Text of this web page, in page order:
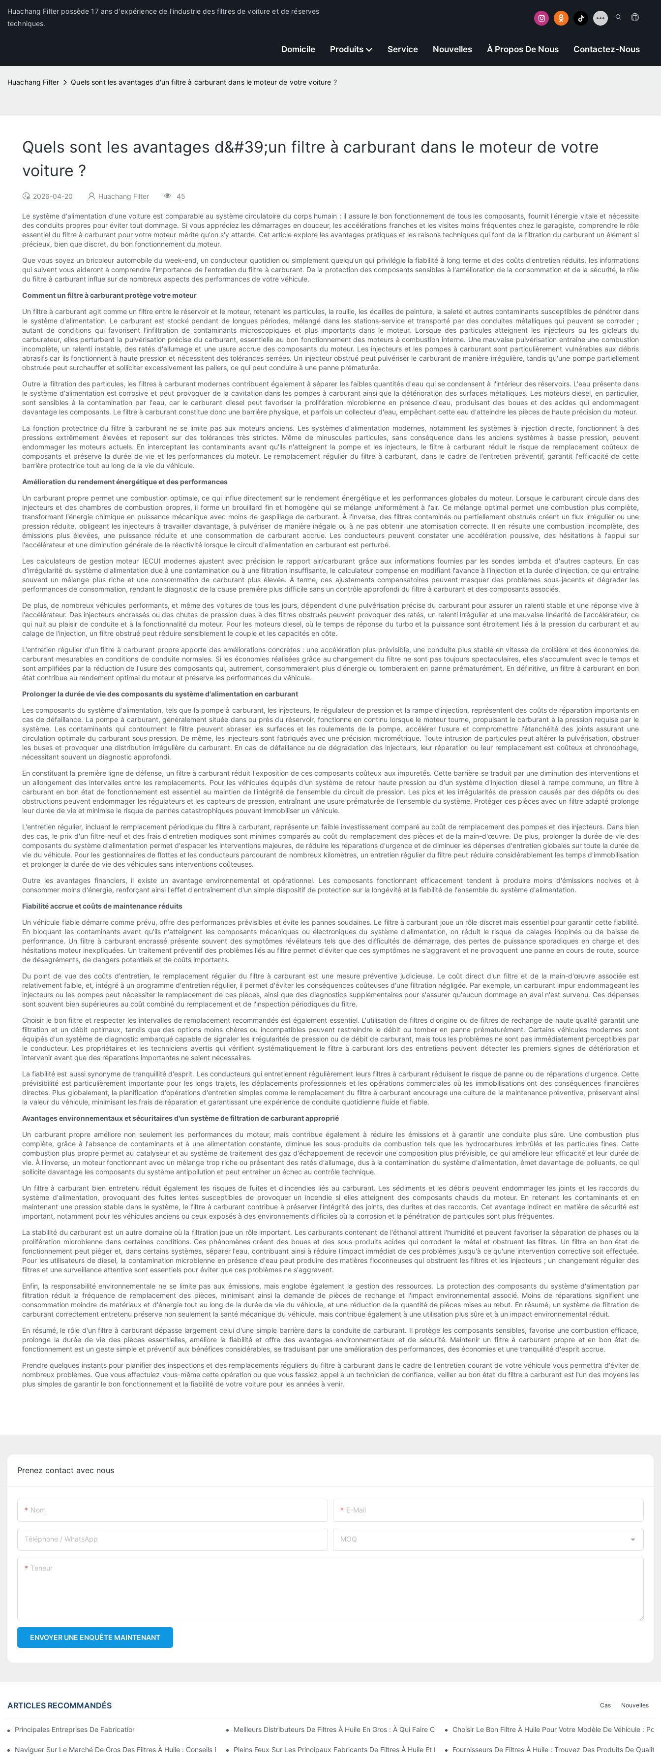
Huachang Filter possède 17 ans d'expérience de l'industrie des filtres de voiture et de réserves
techniques.
Domicile Produits Service Nouvelles À Propos De Nous Contactez-Nous
Huachang Filter Quels sont les avantages d'un filtre à carburant dans le moteur de votre voiture ?
Quels sont les avantages d&#39;un filtre à carburant dans le moteur de votre
voiture ?
2026-04-20 Huachang Filter 45
Le système d'alimentation d'une voiture est comparable au système circulatoire du corps humain : il assure le bon fonctionnement de tous les composants, fournit l'énergie vitale et nécessite
des conduits propres pour éviter tout dommage. Si vous appréciez les démarrages en douceur, les accélérations franches et les visites moins fréquentes chez le garagiste, comprendre le rôle
essentiel du filtre à carburant pour votre moteur mérite qu'on s'y attarde. Cet article explore les avantages pratiques et les raisons techniques qui font de la filtration du carburant un élément si
précieux, bien que discret, du bon fonctionnement du moteur.
Que vous soyez un bricoleur automobile du week-end, un conducteur quotidien ou simplement quelqu'un qui privilégie la fiabilité à long terme et des coûts d'entretien réduits, les informations
qui suivent vous aideront à comprendre l'importance de l'entretien du filtre à carburant. De la protection des composants sensibles à l'amélioration de la consommation et de la sécurité, le rôle
du filtre à carburant influe sur de nombreux aspects des performances de votre véhicule.
Comment un filtre à carburant protège votre moteur
Un filtre à carburant agit comme un filtre entre le réservoir et le moteur, retenant les particules, la rouille, les écailles de peinture, la saleté et autres contaminants susceptibles de pénétrer dans
le système d'alimentation. Le carburant est stocké pendant de longues périodes, mélangé dans les stations-service et transporté par des conduites métalliques qui peuvent se corroder ;
autant de conditions qui favorisent l'infiltration de contaminants microscopiques et plus importants dans le moteur. Lorsque des particules atteignent les injecteurs ou les gicleurs du
carburateur, elles perturbent la pulvérisation précise du carburant, essentielle au bon fonctionnement des moteurs à combustion interne. Une mauvaise pulvérisation entraîne une combustion
incomplète, un ralenti instable, des ratés d'allumage et une usure accrue des composants du moteur. Les injecteurs et les pompes à carburant sont particulièrement vulnérables aux débris
abrasifs car ils fonctionnent à haute pression et nécessitent des tolérances serrées. Un injecteur obstrué peut pulvériser le carburant de manière irrégulière, tandis qu'une pompe partiellement
obstruée peut surchauffer et solliciter excessivement les paliers, ce qui peut conduire à une panne prématurée.
Outre la filtration des particules, les filtres à carburant modernes contribuent également à séparer les faibles quantités d'eau qui se condensent à l'intérieur des réservoirs. L'eau présente dans
le système d'alimentation est corrosive et peut provoquer de la cavitation dans les pompes à carburant ainsi que la détérioration des surfaces métalliques. Les moteurs diesel, en particulier,
sont sensibles à la contamination par l'eau, car le carburant diesel peut favoriser la prolifération microbienne en présence d'eau, produisant des boues et des acides qui endommagent
davantage les composants. Le filtre à carburant constitue donc une barrière physique, et parfois un collecteur d'eau, empêchant cette eau d'atteindre les pièces de haute précision du moteur.
La fonction protectrice du filtre à carburant ne se limite pas aux moteurs anciens. Les systèmes d'alimentation modernes, notamment les systèmes à injection directe, fonctionnent à des
pressions extrêmement élevées et reposent sur des tolérances très strictes. Même de minuscules particules, sans conséquence dans les anciens systèmes à basse pression, peuvent
endommager les moteurs actuels. En interceptant les contaminants avant qu'ils n'atteignent la pompe et les injecteurs, le filtre à carburant réduit le risque de remplacement coûteux de
composants et préserve la durée de vie et les performances du moteur. Le remplacement régulier du filtre à carburant, dans le cadre de l'entretien préventif, garantit l'efficacité de cette
barrière protectrice tout au long de la vie du véhicule.
Amélioration du rendement énergétique et des performances
Un carburant propre permet une combustion optimale, ce qui influe directement sur le rendement énergétique et les performances globales du moteur. Lorsque le carburant circule dans des
injecteurs et des chambres de combustion propres, il forme un brouillard fin et homogène qui se mélange uniformément à l'air. Ce mélange optimal permet une combustion plus complète,
transformant l'énergie chimique en puissance mécanique avec moins de gaspillage de carburant. À l'inverse, des filtres contaminés ou partiellement obstrués créent un flux irrégulier ou une
pression réduite, obligeant les injecteurs à travailler davantage, à pulvériser de manière inégale ou à ne pas obtenir une atomisation correcte. Il en résulte une combustion incomplète, des
émissions plus élevées, une puissance réduite et une consommation de carburant accrue. Les conducteurs peuvent constater une accélération poussive, des hésitations à l'appui sur
l'accélérateur et une diminution générale de la réactivité lorsque le circuit d'alimentation en carburant est perturbé.
Les calculateurs de gestion moteur (ECU) modernes ajustent avec précision le rapport air/carburant grâce aux informations fournies par les sondes lambda et d'autres capteurs. En cas
d'irrégularité du système d'alimentation due à une contamination ou à une filtration insuffisante, le calculateur compense en modifiant l'avance à l'injection et la durée d'injection, ce qui entraîne
souvent un mélange plus riche et une consommation de carburant plus élevée. À terme, ces ajustements compensatoires peuvent masquer des problèmes sous-jacents et dégrader les
performances de consommation, rendant le diagnostic de la cause première plus difficile sans un contrôle approfondi du filtre à carburant et des composants associés.
De plus, de nombreux véhicules performants, et même des voitures de tous les jours, dépendent d'une pulvérisation précise du carburant pour assurer un ralenti stable et une réponse vive à
l'accélérateur. Des injecteurs encrassés ou des chutes de pression dues à des filtres obstrués peuvent provoquer des ratés, un ralenti irrégulier et une mauvaise linéarité de l'accélérateur, ce
qui nuit au plaisir de conduite et à la fonctionnalité du moteur. Pour les moteurs diesel, où le temps de réponse du turbo et la puissance sont étroitement liés à la pression du carburant et au
calage de l'injection, un filtre obstrué peut réduire sensiblement le couple et les capacités en côte.
L'entretien régulier d'un filtre à carburant propre apporte des améliorations concrètes : une accélération plus prévisible, une conduite plus stable en vitesse de croisière et des économies de
carburant mesurables en conditions de conduite normales. Si les économies réalisées grâce au changement du filtre ne sont pas toujours spectaculaires, elles s'accumulent avec le temps et
sont amplifiées par la réduction de l'usure des composants qui, autrement, consommeraient plus d'énergie ou tomberaient en panne prématurément. En définitive, un filtre à carburant en bon
état contribue au rendement optimal du moteur et préserve les performances du véhicule.
Prolonger la durée de vie des composants du système d'alimentation en carburant
Les composants du système d'alimentation, tels que la pompe à carburant, les injecteurs, le régulateur de pression et la rampe d'injection, représentent des coûts de réparation importants en
cas de défaillance. La pompe à carburant, généralement située dans ou près du réservoir, fonctionne en continu lorsque le moteur tourne, propulsant le carburant à la pression requise par le
système. Les contaminants qui contournent le filtre peuvent abraser les surfaces et les roulements de la pompe, accélérer l'usure et compromettre l'étanchéité des joints assurant une
circulation optimale du carburant sous pression. De même, les injecteurs sont fabriqués avec une précision micrométrique. Toute intrusion de particules peut altérer la pulvérisation, obstruer
les buses et provoquer une distribution irrégulière du carburant. En cas de défaillance ou de dégradation des injecteurs, leur réparation ou leur remplacement est coûteux et chronophage,
nécessitant souvent un diagnostic approfondi.
En constituant la première ligne de défense, un filtre à carburant réduit l'exposition de ces composants coûteux aux impuretés. Cette barrière se traduit par une diminution des interventions et
un allongement des intervalles entre les remplacements. Pour les véhicules équipés d'un système de retour haute pression ou d'un système d'injection diesel à rampe commune, un filtre à
carburant en bon état de fonctionnement est essentiel au maintien de l'intégrité de l'ensemble du circuit de pression. Les pics et les irrégularités de pression causés par des dépôts ou des
obstructions peuvent endommager les régulateurs et les capteurs de pression, entraînant une usure prématurée de l'ensemble du système. Protéger ces pièces avec un filtre adapté prolonge
leur durée de vie et minimise le risque de pannes catastrophiques pouvant immobiliser un véhicule.
L'entretien régulier, incluant le remplacement périodique du filtre à carburant, représente un faible investissement comparé au coût de remplacement des pompes et des injecteurs. Dans bien
des cas, le prix d'un filtre neuf et des frais d'entretien modiques sont minimes comparés au coût du remplacement des pièces et de la main-d'œuvre. De plus, prolonger la durée de vie des
composants du système d'alimentation permet d'espacer les interventions majeures, de réduire les réparations d'urgence et de diminuer les dépenses d'entretien globales sur toute la durée de
vie du véhicule. Pour les gestionnaires de flottes et les conducteurs parcourant de nombreux kilomètres, un entretien régulier du filtre peut réduire considérablement les temps d'immobilisation
et prolonger la durée de vie des véhicules sans interventions coûteuses.
Outre les avantages financiers, il existe un avantage environnemental et opérationnel. Les composants fonctionnant efficacement tendent à produire moins d'émissions nocives et à
consommer moins d'énergie, renforçant ainsi l'effet d'entraînement d'un simple dispositif de protection sur la longévité et la fiabilité de l'ensemble du système d'alimentation.
Fiabilité accrue et coûts de maintenance réduits
Un véhicule fiable démarre comme prévu, offre des performances prévisibles et évite les pannes soudaines. Le filtre à carburant joue un rôle discret mais essentiel pour garantir cette fiabilité.
En bloquant les contaminants avant qu'ils n'atteignent les composants mécaniques ou électroniques du système d'alimentation, on réduit le risque de calages inopinés ou de baisse de
performance. Un filtre à carburant encrassé présente souvent des symptômes révélateurs tels que des difficultés de démarrage, des pertes de puissance sporadiques en charge et des
hésitations moteur inexpliquées. Un traitement préventif des problèmes liés au filtre permet d'éviter que ces symptômes ne s'aggravent et ne provoquent une panne en cours de route, source
de désagréments, de dangers potentiels et de coûts importants.
Du point de vue des coûts d'entretien, le remplacement régulier du filtre à carburant est une mesure préventive judicieuse. Le coût direct d'un filtre et de la main-d'œuvre associée est
relativement faible, et, intégré à un programme d'entretien régulier, il permet d'éviter les conséquences coûteuses d'une filtration négligée. Par exemple, un carburant impur endommageant les
injecteurs ou les pompes peut nécessiter le remplacement de ces pièces, ainsi que des diagnostics supplémentaires pour s'assurer qu'aucun dommage en aval n'est survenu. Ces dépenses
sont souvent bien supérieures au coût combiné du remplacement et de l'inspection périodiques du filtre.
Choisir le bon filtre et respecter les intervalles de remplacement recommandés est également essentiel. L'utilisation de filtres d'origine ou de filtres de rechange de haute qualité garantit une
filtration et un débit optimaux, tandis que des options moins chères ou incompatibles peuvent restreindre le débit ou tomber en panne prématurément. Certains véhicules modernes sont
équipés d'un système de diagnostic embarqué capable de signaler les irrégularités de pression ou de débit de carburant, mais tous les problèmes ne sont pas immédiatement perceptibles par
le conducteur. Les propriétaires et les techniciens avertis qui vérifient systématiquement le filtre à carburant lors des entretiens peuvent détecter les premiers signes de détérioration et
intervenir avant que des réparations importantes ne soient nécessaires.
La fiabilité est aussi synonyme de tranquillité d'esprit. Les conducteurs qui entretiennent régulièrement leurs filtres à carburant réduisent le risque de panne ou de réparations d'urgence. Cette
prévisibilité est particulièrement importante pour les longs trajets, les déplacements professionnels et les opérations commerciales où les immobilisations ont des conséquences financières
directes. Plus globalement, la planification d'opérations d'entretien simples comme le remplacement du filtre à carburant encourage une culture de la maintenance préventive, préservant ainsi
la valeur du véhicule, minimisant les frais de réparation et garantissant une expérience de conduite quotidienne fluide et fiable.
Avantages environnementaux et sécuritaires d'un système de filtration de carburant approprié
Un carburant propre améliore non seulement les performances du moteur, mais contribue également à réduire les émissions et à garantir une conduite plus sûre. Une combustion plus
complète, grâce à l'absence de contaminants et à une alimentation constante, diminue les sous-produits de combustion tels que les hydrocarbures imbrûlés et les particules fines. Cette
combustion plus propre permet au catalyseur et au système de traitement des gaz d'échappement de recevoir une composition plus prévisible, ce qui améliore leur efficacité et leur durée de
vie. À l'inverse, un moteur fonctionnant avec un mélange trop riche ou présentant des ratés d'allumage, dus à la contamination du système d'alimentation, émet davantage de polluants, ce qui
sollicite davantage les composants du système antipollution et peut entraîner un échec au contrôle technique.
Un filtre à carburant bien entretenu réduit également les risques de fuites et d'incendies liés au carburant. Les sédiments et les débris peuvent endommager les joints et les raccords du
système d'alimentation, provoquant des fuites lentes susceptibles de provoquer un incendie si elles atteignent des composants chauds du moteur. En retenant les contaminants et en
maintenant une pression stable dans le système, le filtre à carburant contribue à préserver l'intégrité des joints, des durites et des raccords. Cet avantage indirect en matière de sécurité est
important, notamment pour les véhicules anciens ou ceux exposés à des environnements difficiles où la corrosion et la pénétration de particules sont plus fréquentes.
La stabilité du carburant est un autre domaine où la filtration joue un rôle important. Les carburants contenant de l'éthanol attirent l'humidité et peuvent favoriser la séparation de phases ou la
prolifération microbienne dans certaines conditions. Ces phénomènes créent des boues et des sous-produits acides qui corrodent le métal et obstruent les filtres. Un filtre en bon état de
fonctionnement peut piéger et, dans certains systèmes, séparer l'eau, contribuant ainsi à réduire l'impact immédiat de ces problèmes jusqu'à ce qu'une intervention corrective soit effectuée.
Pour les utilisateurs de diesel, la contamination microbienne en présence d'eau peut produire des matières floconneuses qui obstruent les filtres et les injecteurs ; un changement régulier des
filtres et une surveillance attentive sont essentiels pour éviter que ces problèmes ne s'aggravent.
Enfin, la responsabilité environnementale ne se limite pas aux émissions, mais englobe également la gestion des ressources. La protection des composants du système d'alimentation par
filtration réduit la fréquence de remplacement des pièces, minimisant ainsi la demande de pièces de rechange et l'impact environnemental associé. Moins de réparations signifient une
consommation moindre de matériaux et d'énergie tout au long de la durée de vie du véhicule, et une réduction de la quantité de pièces mises au rebut. En résumé, un système de filtration de
carburant correctement entretenu préserve non seulement la santé mécanique du véhicule, mais contribue également à une utilisation plus sûre et à un impact environnemental réduit.
En résumé, le rôle d'un filtre à carburant dépasse largement celui d'une simple barrière dans la conduite de carburant. Il protège les composants sensibles, favorise une combustion efficace,
prolonge la durée de vie des pièces essentielles, améliore la fiabilité et offre des avantages environnementaux et de sécurité. Maintenir un filtre à carburant propre et en bon état de
fonctionnement est un geste simple et préventif aux bénéfices considérables, se traduisant par une amélioration des performances, des économies et une tranquillité d'esprit accrue.
Prendre quelques instants pour planifier des inspections et des remplacements réguliers du filtre à carburant dans le cadre de l'entretien courant de votre véhicule vous permettra d'éviter de
nombreux problèmes. Que vous effectuiez vous-même cette opération ou que vous fassiez appel à un technicien de confiance, veiller au bon état du filtre à carburant est l'un des moyens les
plus simples de garantir le bon fonctionnement et la fiabilité de votre voiture pour les années à venir.
Prenez contact avec nous
Nom E-Mail
Téléphone / WhatsApp MOQ
Teneur
ENVOYER UNE ENQUÊTE MAINTENANT
ARTICLES RECOMMANDÉS Nouvelles
Cas
Principales Entreprises De Fabrication De Filtres À Huile : Un Aperçu CompletMeilleurs Distributeurs De Filtres À Huile En Gros : À Qui Faire Confiance ?Choisir Le Bon Filtre À Huile Pour Votre Modèle De Véhicule :
Naviguer Sur Le Marché De Gros Des Filtres À Huile : Conseils Et AstucesPleins Feux Sur Les Principaux Fabricants De Filtres À Huile Et Leurs InnovationsFournisseurs De Filtres À Huile : Trouvez Des Produits De